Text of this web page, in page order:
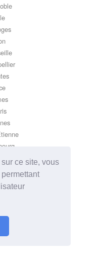
ce site, vous